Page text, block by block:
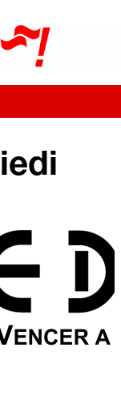
iedi